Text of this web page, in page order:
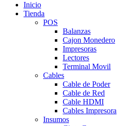
Inicio
Tienda
POS
Balanzas
Cajon Monedero
Impresoras
Lectores
Terminal Movil
Cables
Cable de Poder
Cable de Red
Cable HDMI
Cables Impresora
Insumos